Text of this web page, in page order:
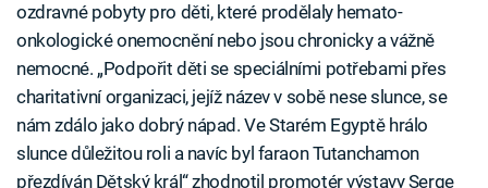
ozdravné pobyty pro děti, které prodělaly hemato-
onkologické onemocnění nebo jsou chronicky a vážně
nemocné. „Podpořit děti se speciálními potřebami přes
charitativní organizaci, jejíž název v sobě nese slunce, se
nám zdálo jako dobrý nápad. Ve Starém Egyptě hrálo
slunce důležitou roli a navíc byl faraon Tutanchamon
přezdíván Dětský král“ zhodnotil promotér výstavy Serge